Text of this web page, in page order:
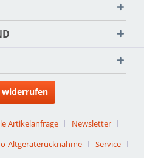
widerrufen
Artikelanfrage
Newsletter
Altgeräterücknahme
Service